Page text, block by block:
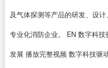
及气体探测等产品的研发、设
专业化消防企业。 EN 数字科
发展 播放完整视频 数字科技驱